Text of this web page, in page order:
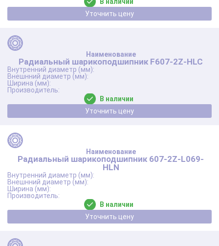
В наличии
Уточнить цену
Радиальный шарикоподшипник F607-2Z-HLC
В наличии
Уточнить цену
Радиальный шарикоподшипник 607-2Z-L069-
HLN
В наличии
Уточнить цену